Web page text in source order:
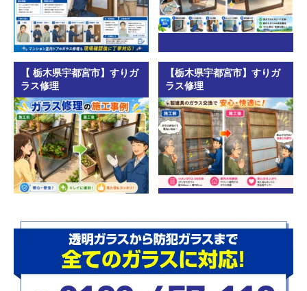
【 栃木県宇都宮市】すりガ
ラス修理
【栃木県宇都宮市】すりガ
ラス修理